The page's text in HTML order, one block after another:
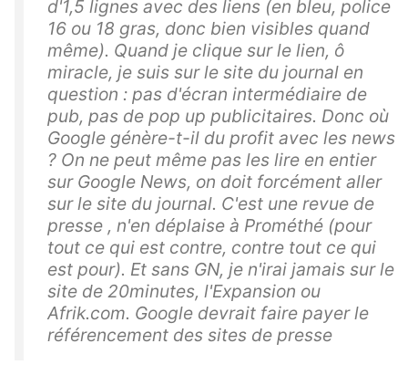
d'1,5 lignes avec des liens (en bleu, police
16 ou 18 gras, donc bien visibles quand
même). Quand je clique sur le lien, ô
miracle, je suis sur le site du journal en
question : pas d'écran intermédiaire de
pub, pas de pop up publicitaires. Donc où
Google génère-t-il du profit avec les news
? On ne peut même pas les lire en entier
sur Google News, on doit forcément aller
sur le site du journal. C'est une revue de
presse , n'en déplaise à Prométhé (pour
tout ce qui est contre, contre tout ce qui
est pour). Et sans GN, je n'irai jamais sur le
site de 20minutes, l'Expansion ou
Afrik.com. Google devrait faire payer le
référencement des sites de presse